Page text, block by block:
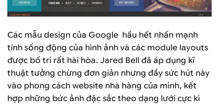
Các mẫu design của Google hầu hết nhấn mạnh
tính sống động của hình ảnh và các module layouts
được bố trí rất hài hòa. Jared Bell đã áp dụng kĩ
thuật tưởng chừng đơn giản nhưng đầy sức hút này
vào phong cách website nhà hàng của mình, kết
hợp những bức ảnh đặc sắc theo dạng lưới cực kì